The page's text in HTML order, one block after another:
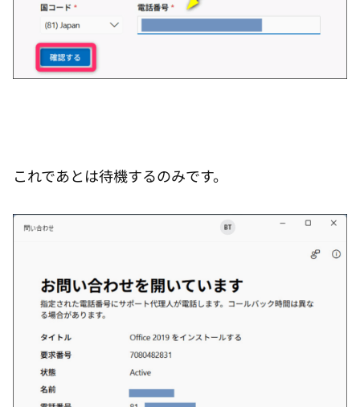
これであとは待機するのみです。